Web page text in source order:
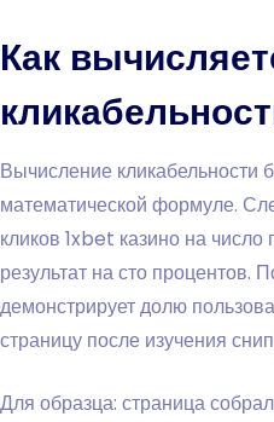
Как
Вычисление кликабельности
математической формуле.
кликов 1xbet казино на
результат на сто процентов.
демонстрирует долю
страницу после изучения
Для образца: страница